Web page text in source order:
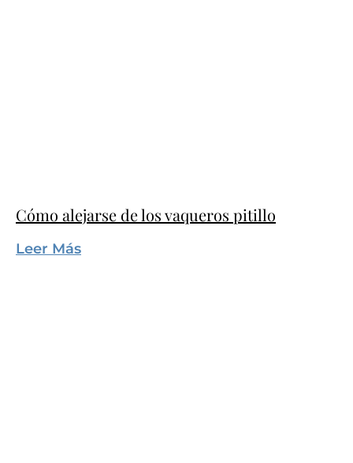
Cómo alejarse de los vaqueros pitillo
Leer Más